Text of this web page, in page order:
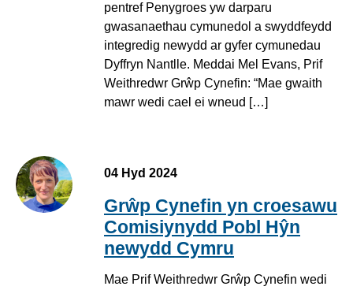
pentref Penygroes yw darparu
gwasanaethau cymunedol a swyddfeydd
integredig newydd ar gyfer cymunedau
Dyffryn Nantlle. Meddai Mel Evans, Prif
Weithredwr Grŵp Cynefin: “Mae gwaith
mawr wedi cael ei wneud […]
04 Hyd 2024
Grŵp Cynefin yn croesawu
Comisiynydd Pobl Hŷn
newydd Cymru
Mae Prif Weithredwr Grŵp Cynefin wedi